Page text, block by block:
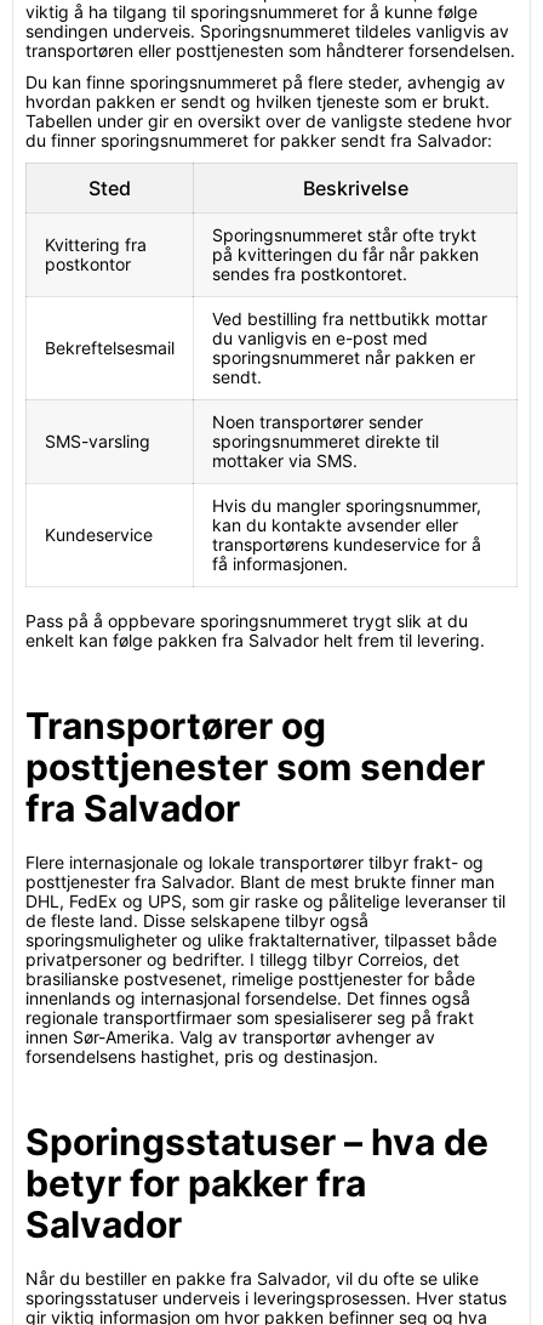
viktig å ha tilgang til sporingsnummeret for å kunne følge
sendingen underveis. Sporingsnummeret tildeles vanligvis av
transportøren eller posttjenesten som håndterer forsendelsen.
Du kan finne sporingsnummeret på flere steder, avhengig av
hvordan pakken er sendt og hvilken tjeneste som er brukt.
Tabellen under gir en oversikt over de vanligste stedene hvor
du finner sporingsnummeret for pakker sendt fra Salvador:
Sted Beskrivelse
Kvittering fra
postkontor
Sporingsnummeret står ofte trykt
på kvitteringen du får når pakken
sendes fra postkontoret.
Bekreftelsesmail
Ved bestilling fra nettbutikk mottar
du vanligvis en e-post med
sporingsnummeret når pakken er
sendt.
SMS-varsling
Noen transportører sender
sporingsnummeret direkte til
mottaker via SMS.
Kundeservice
Hvis du mangler sporingsnummer,
kan du kontakte avsender eller
transportørens kundeservice for å
få informasjonen.
Pass på å oppbevare sporingsnummeret trygt slik at du
enkelt kan følge pakken fra Salvador helt frem til levering.
Transportører og
posttjenester som sender
fra Salvador
Flere internasjonale og lokale transportører tilbyr frakt- og
posttjenester fra Salvador. Blant de mest brukte finner man
DHL, FedEx og UPS, som gir raske og pålitelige leveranser til
de fleste land. Disse selskapene tilbyr også
sporingsmuligheter og ulike fraktalternativer, tilpasset både
privatpersoner og bedrifter. I tillegg tilbyr Correios, det
brasilianske postvesenet, rimelige posttjenester for både
innenlands og internasjonal forsendelse. Det finnes også
regionale transportfirmaer som spesialiserer seg på frakt
innen Sør-Amerika. Valg av transportør avhenger av
forsendelsens hastighet, pris og destinasjon.
Sporingsstatuser – hva de
betyr for pakker fra
Salvador
Når du bestiller en pakke fra Salvador, vil du ofte se ulike
sporingsstatuser underveis i leveringsprosessen. Hver status
gir viktig informasjon om hvor pakken befinner seg og hva